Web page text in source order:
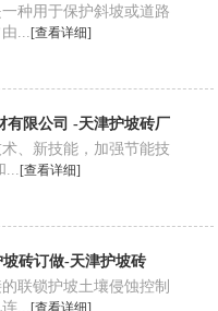
种用于保护斜坡或道路
...[查看详细]
有限公司 -天津护坡砖厂
、新技能，加强节能技
...[查看详细]
砖订做-天津护坡砖
联锁护坡土壤侵蚀控制
...[查看详细]